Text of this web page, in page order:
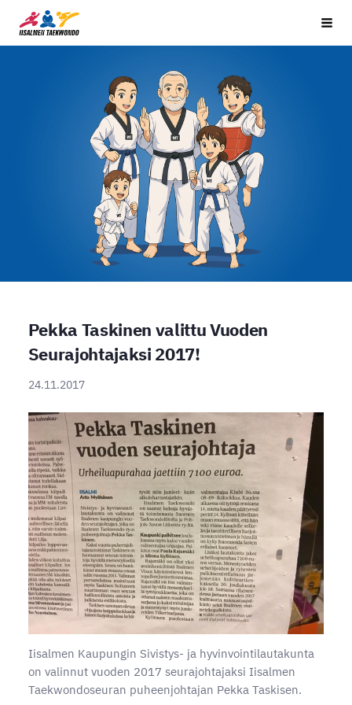
Siirry
sivun
Iisalmen Taekwondo Ry
Pekka Taskinen valittu Vuoden
Seurajohtajaksi 2017!
24.11.2017
Iisalmen Kaupungin Sivistys- ja hyvinvointilautakunta
on valinnut vuoden 2017 seurajohtajaksi Iisalmen
Taekwondoseuran puheenjohtajan Pekka Taskisen.